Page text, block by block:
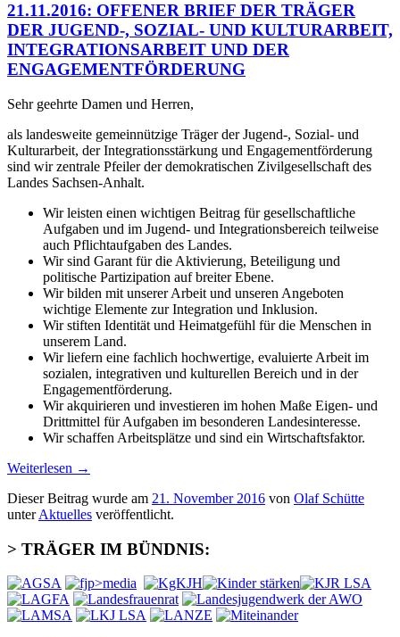
21.11.2016: OFFENER BRIEF DER TRÄGER
DER JUGEND-, SOZIAL- UND KULTURARBEIT,
INTEGRATIONSARBEIT UND DER
ENGAGEMENTFÖRDERUNG
Sehr geehrte Damen und Herren,
als landesweite gemeinnützige Träger der Jugend-, Sozial- und
Kulturarbeit, der Integrationsstärkung und Engagementförderung
sind wir zentrale Pfeiler der demokratischen Zivilgesellschaft des
Landes Sachsen-Anhalt.
Wir leisten einen wichtigen Beitrag für gesellschaftliche
Aufgaben und im Jugend- und Integrationsbereich teilweise
auch Pflichtaufgaben des Landes.
Wir sind Garant für die Aktivierung, Beteiligung und
politische Partizipation auf breiter Ebene.
Wir bilden mit unserer Arbeit und unseren Angeboten
wichtige Elemente zur Integration und Inklusion.
Wir stiften Identität und Heimatgefühl für die Menschen in
unserem Land.
Wir liefern eine fachlich hochwertige, evaluierte Arbeit im
sozialen, integrativen und kulturellen Bereich und in der
Engagementförderung.
Wir akquirieren und investieren im hohen Maße Eigen- und
Drittmittel für Aufgaben im besonderen Landesinteresse.
Wir schaffen Arbeitsplätze und sind ein Wirtschaftsfaktor.
Weiterlesen →
Dieser Beitrag wurde am 21. November 2016 von Olaf Schütte
unterAktuelles veröffentlicht.
> TRÄGER IM BÜNDNIS: